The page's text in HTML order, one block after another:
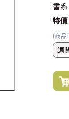
書系
特
(商品
調